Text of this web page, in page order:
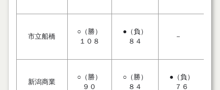
市立船橋
○（勝）
１０８
●（負）
８４
－
新潟商業
○（勝）
９０
○（勝）
８４
●（負）
７６